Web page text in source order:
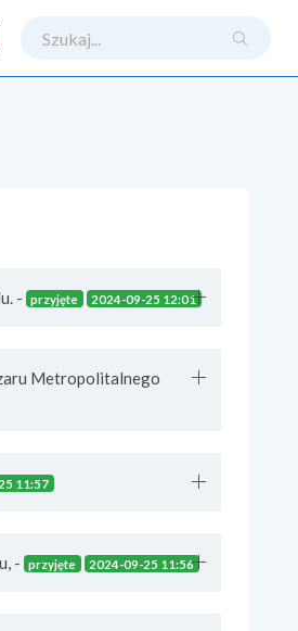
- przyjęte 2024-09-25 12:01
Metropolitalnego
11:57
- przyjęte 2024-09-25 11:56